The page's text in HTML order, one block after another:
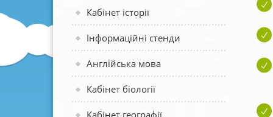
Кабінет історії
Інформаційні стенди
Англійська мова
Кабінет біології
Кабінет географії